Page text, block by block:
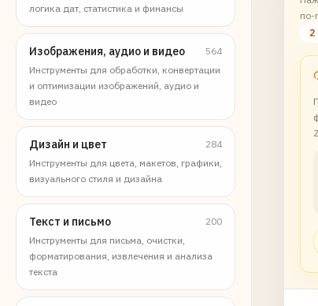
логика дат, статистика и финансы
Изображения, аудио и видео
564
Инструменты для обработки, конвертации
и оптимизации изображений, аудио и
видео
Дизайн и цвет
284
Инструменты для цвета, макетов, графики,
визуального стиля и дизайна
Текст и письмо
200
Инструменты для письма, очистки,
форматирования, извлечения и анализа
текста
по-
2